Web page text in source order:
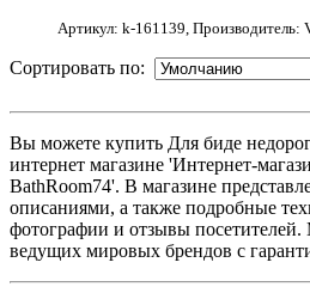
Артикул: k-161139, Производитель:
Сортировать по:
Вы можете купить Для биде
интернет магазине 'Интернет-
BathRoom74'. В магазине
описаниями, а также подробные
фотографии и отзывы
ведущих мировых брендов с